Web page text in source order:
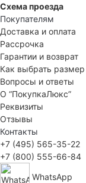
Схема проезда
Покупателям
Доставка и оплата
Рассрочка
Гарантии и возврат
Как выбрать размер
Вопросы и ответы
О “ПокупкаЛюкс”
Реквизиты
Отзывы
Контакты
+7 (495) 565-35-22
+7 (800) 555-66-84
WhatsApp